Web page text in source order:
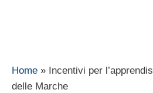
Home » Incentivi per
delle Marche